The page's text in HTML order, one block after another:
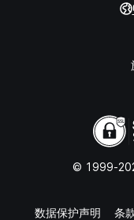
© 1999-
数据保护声明 条